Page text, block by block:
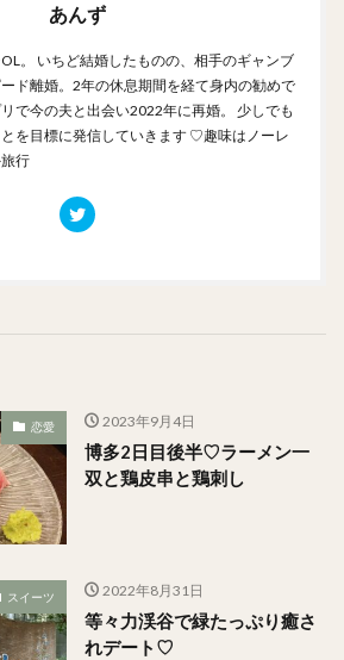
あんず
。 いちど結婚したものの、相手のギャンブ
ド離婚。2年の休息期間を経て身内の勧めで
で今の夫と出会い2022年に再婚。 少しでも
を目標に発信していきます ♡趣味はノーレ
行
恋愛 2023年9月4日
博多2日目後半♡ラーメン一
双と鶏皮串と鶏刺し
スイーツ 2022年8月31日
等々力渓谷で緑たっぷり癒さ
れデート♡